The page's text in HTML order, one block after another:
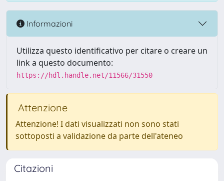
Informazioni
Utilizza questo identificativo per citare o creare un
link a questo documento:
https://hdl.handle.net/11566/31550
Attenzione
Attenzione! I dati visualizzati non sono stati
sottoposti a validazione da parte dell'ateneo
Citazioni